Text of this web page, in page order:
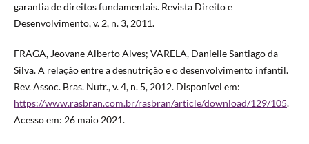
garantia de direitos fundamentais. Revista Direito e
Desenvolvimento, v. 2, n. 3, 2011.
FRAGA, Jeovane Alberto Alves; VARELA, Danielle Santiago da
Silva. A relação entre a desnutrição e o desenvolvimento infantil.
Rev. Assoc. Bras. Nutr., v. 4, n. 5, 2012. Disponível em:
https://www.rasbran.com.br/rasbran/article/download/129/105.
Acesso em: 26 maio 2021.